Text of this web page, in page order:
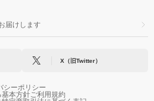
届けします
X（旧Twitter）
シーポリシー
基本方針ご利用規約